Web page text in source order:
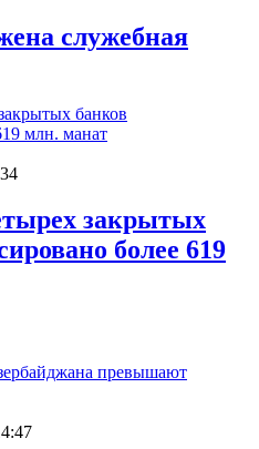
служебная
закрытых
более 619